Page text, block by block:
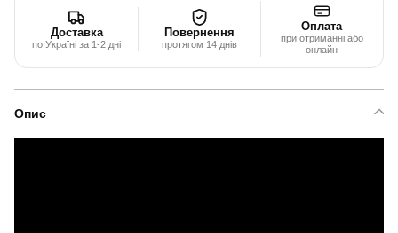
Доставка
по Україні за 1-2 дні
Повернення
протягом 14 днів
Оплата
при отриманні або
онлайн
Опис